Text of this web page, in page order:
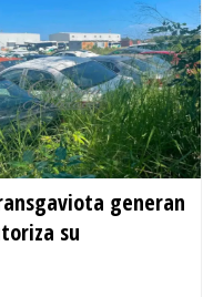
generan
su